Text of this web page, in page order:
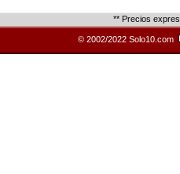
** Precios
© 2002/2022 Solo10.com